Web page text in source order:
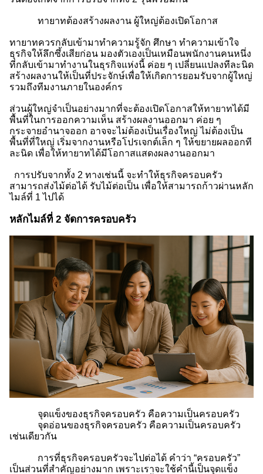
ทายาทต้องสร้างผลงาน ผู้ใหญ่ต้องเปิดโอกาส
ทายาทควรกลับเข้ามาทำความรู้จัก ศึกษา ทำความเข้าใจ
ธุรกิจให้ลึกซึ้งเสียก่อน มองตัวเองเป็นเหมือนพนักงานคนหนึ่ง
ที่กลับเข้ามาทำงานในธุรกิจแห่งนี้ ค่อย ๆ เปลี่ยนแปลงทีละนิด
สร้างผลงานให้เป็นที่ประจักษ์เพื่อให้เกิดการยอมรับจากผู้ใหญ่
รวมถึงทีมงานภายในองค์กร
ส่วนผู้ใหญ่จำเป็นอย่างมากที่จะต้องเปิดโอกาสให้ทายาทได้มี
พื้นที่ในการออกความเห็น สร้างผลงานออกมา ค่อย ๆ
กระจายอำนาจออก อาจจะไม่ต้องเป็นเรื่องใหญ่ ไม่ต้องเป็น
พื้นที่ที่ใหญ่ เริ่มจากงานหรือโปรเจกต์เล็ก ๆ ให้ขยายผลออกที
ละนิด เพื่อให้ทายาทได้มีโอกาสแสดงผลงานออกมา
การปรับจากทั้ง 2 ทางเช่นนี้ จะทำให้ธุรกิจครอบครัว
สามารถส่งไม้ต่อได้ รับไม้ต่อเป็น เพื่อให้สามารถก้าวผ่านหลัก
ไมล์ที่ 1 ไปได้
หลักไมล์ที่ 2 จัดการครอบครัว
จุดแข็งของธุรกิจครอบครัว คือความเป็นครอบครัว
จุดอ่อนของธุรกิจครอบครัว คือความเป็นครอบครัว
เช่นเดียวกัน
การที่ธุรกิจครอบครัวจะไปต่อได้ คำว่า “ครอบครัว”
เป็นส่วนที่สำคัญอย่างมาก เพราะเราจะใช้คำนี้เป็นจุดแข็ง